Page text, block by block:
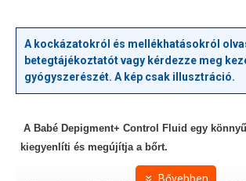
A kockázatokról és mellékhatásokról
betegtájékoztatót vagy kérdezze meg
gyógyszerészét. A kép csak illusztráció.
A Babé Depigment+ Control Fluid egy
kiegyenlíti és megújítja a bőrt.